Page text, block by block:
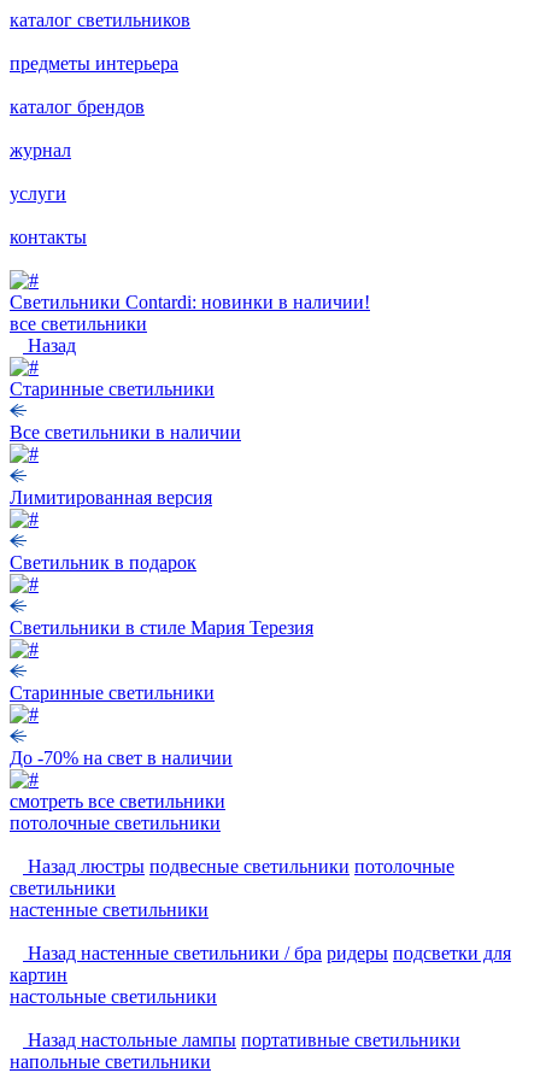
каталог светильников
предметы интерьера
каталог брендов
журнал
услуги
контакты
Светильники Contardi: новинки в наличии!
все светильники
Назад
Старинные светильники
Все светильники в наличии
Лимитированная версия
Светильник в подарок
Светильники в стиле Мария Терезия
Старинные светильники
До -70% на свет в наличии
смотреть все светильники
потолочные светильники
Назад люстры подвесные светильники потолочные
светильники
настенные светильники
Назад настенные светильники / бра ридеры подсветки для
картин
настольные светильники
Назад настольные лампы портативные светильники
напольные светильники